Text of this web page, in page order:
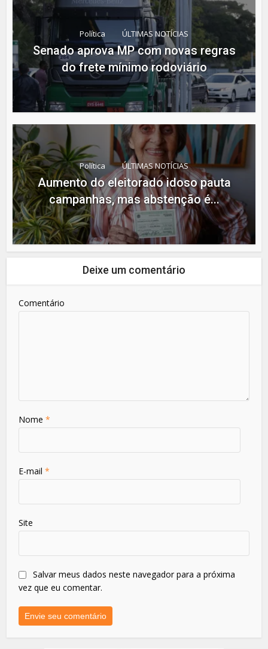
Política ÚLTIMAS NOTÍCIAS
Senado aprova MP com novas regras
do frete mínimo rodoviário
Política ÚLTIMAS NOTÍCIAS
Aumento do eleitorado idoso pauta
campanhas, mas abstenção é...
Deixe um comentário
Comentário
Nome*
E-mail*
Site
Salvar meus dados neste navegador para a próxima
vez que eu comentar.